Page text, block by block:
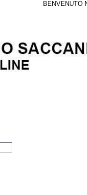
BENVENUTO